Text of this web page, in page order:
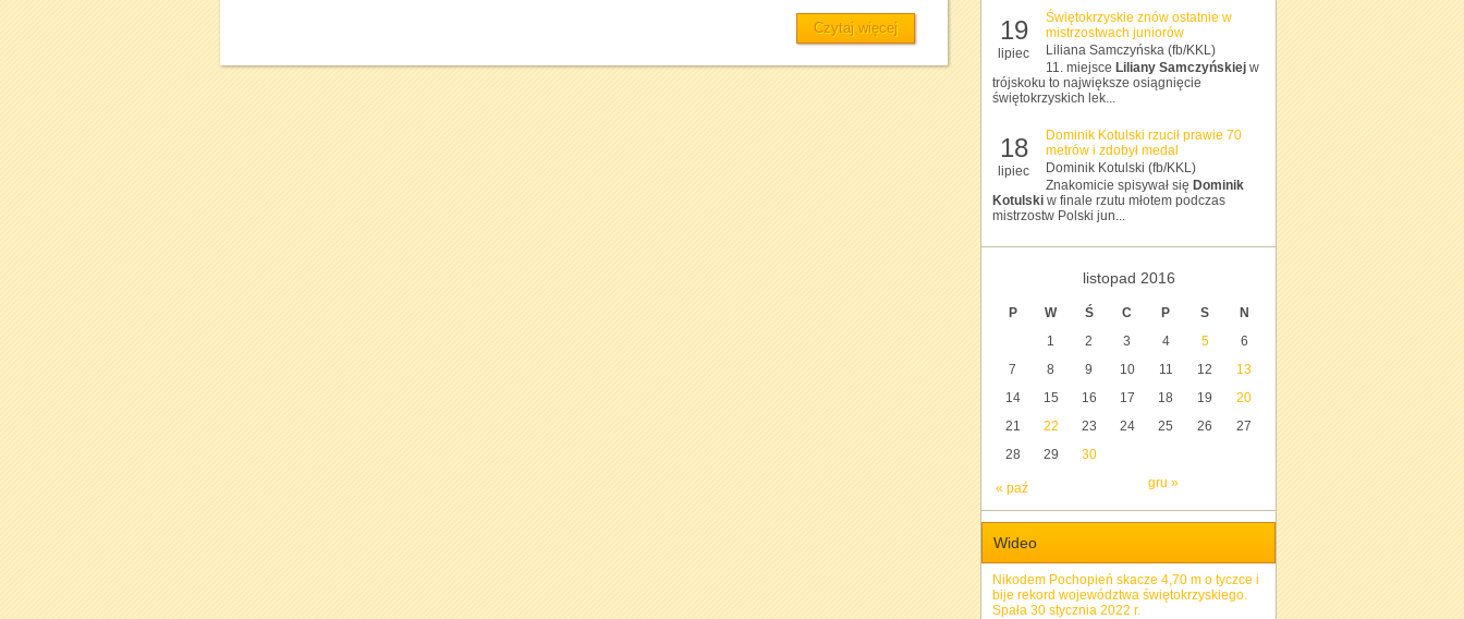
19
lipiec
Świętokrzyskie znów ostatnie w
mistrzostwach juniorów
Liliana Samczyńska (fb/KKL)
11. miejsce Liliany Samczyńskiej w
trójskoku to największe osiągnięcie
świętokrzyskich lek...
18
lipiec
Dominik Kotulski rzucił prawie 70
metrów i zdobył medal
Dominik Kotulski (fb/KKL)
Znakomicie spisywał się Dominik
Kotulski w finale rzutu młotem podczas
mistrzostw Polski jun...
listopad 2016
P W Ś C P S N
« paź gru »
1 2 3 4 5
6
7
8 9 10 11 12
13
14
15 16 17 18 19
20
21
22 23 24 25 26
27
28
29 30
Wideo
Nikodem Pochopień skacze 4,70 m o tyczce i
bije rekord województwa świętokrzyskiego.
Spała 30 stycznia 2022 r.
Czytaj więcej